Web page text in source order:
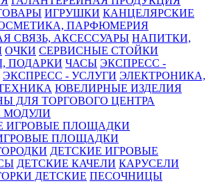
ИГРУШКИ КАНЦЕЛЯРСКИЕ
ПАРФЮМЕРИЯ
СВЯЗЬ, АКСЕССУАРЫ НАПИТКИ,
ОЧКИ СЕРВИСНЫЕ СТОЙКИ
ПОДАРКИ ЧАСЫ ЭКСПРЕСС -
ЭКСПРЕСС - УСЛУГИ ЭЛЕКТРОНИКА,
ЮВЕЛИРНЫЕ ИЗДЕЛИЯ
ДЛЯ ТОРГОВОГО ЦЕНТРА
МОДУЛИ
ПЛОЩАДКИ
ДЕТСКИЕ ИГРОВЫЕ
ДЕТСКИЕ КАЧЕЛИ КАРУСЕЛИ
ДЕТСКИЕ ПЕСОЧНИЦЫ